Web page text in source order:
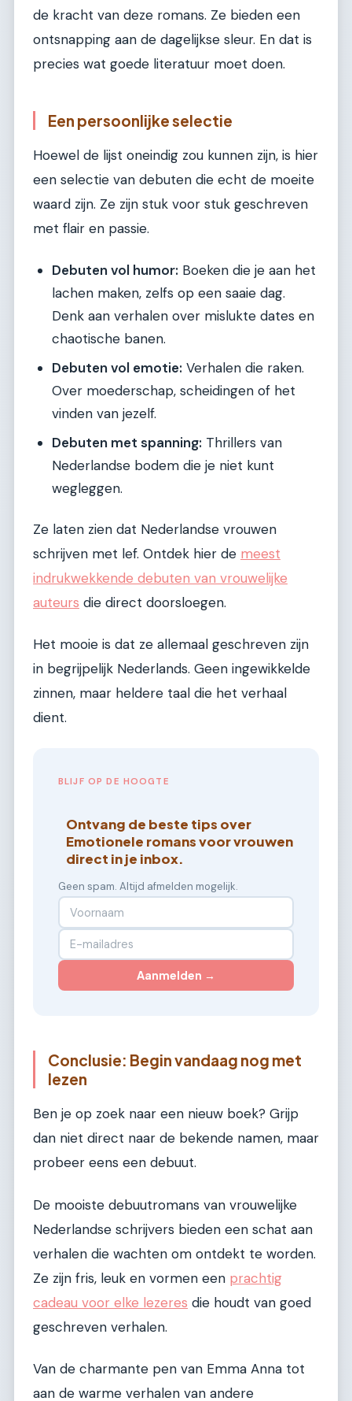
de kracht van deze romans. Ze bieden een
ontsnapping aan de dagelijkse sleur. En dat is
precies wat goede literatuur moet doen.
Een persoonlijke selectie
Hoewel de lijst oneindig zou kunnen zijn, is hier
een selectie van debuten die echt de moeite
waard zijn. Ze zijn stuk voor stuk geschreven
met flair en passie.
Debuten vol humor: Boeken die je aan het
lachen maken, zelfs op een saaie dag.
Denk aan verhalen over mislukte dates en
chaotische banen.
Debuten vol emotie: Verhalen die raken.
Over moederschap, scheidingen of het
vinden van jezelf.
Debuten met spanning: Thrillers van
Nederlandse bodem die je niet kunt
wegleggen.
Ze laten zien dat Nederlandse vrouwen
schrijven met lef. Ontdek hier de meest
indrukwekkende debuten van vrouwelijke
auteurs die direct doorsloegen.
Het mooie is dat ze allemaal geschreven zijn
in begrijpelijk Nederlands. Geen ingewikkelde
zinnen, maar heldere taal die het verhaal
dient.
BLIJF OP DE HOOGTE
Ontvang de beste tips over
Emotionele romans voor vrouwen
direct in je inbox.
Geen spam. Altijd afmelden mogelijk.
Aanmelden →
Conclusie: Begin vandaag nog met
lezen
Ben je op zoek naar een nieuw boek? Grijp
dan niet direct naar de bekende namen, maar
probeer eens een debuut.
De mooiste debuutromans van vrouwelijke
Nederlandse schrijvers bieden een schat aan
verhalen die wachten om ontdekt te worden.
Ze zijn fris, leuk en vormen een prachtig
cadeau voor elke lezeres die houdt van goed
geschreven verhalen.
Van de charmante pen van Emma Anna tot
aan de warme verhalen van andere